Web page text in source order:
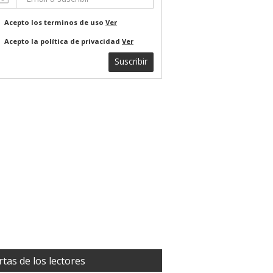
Acepto los terminos de uso Ver
Acepto la política de privacidad Ver
Suscribir
de los lectores